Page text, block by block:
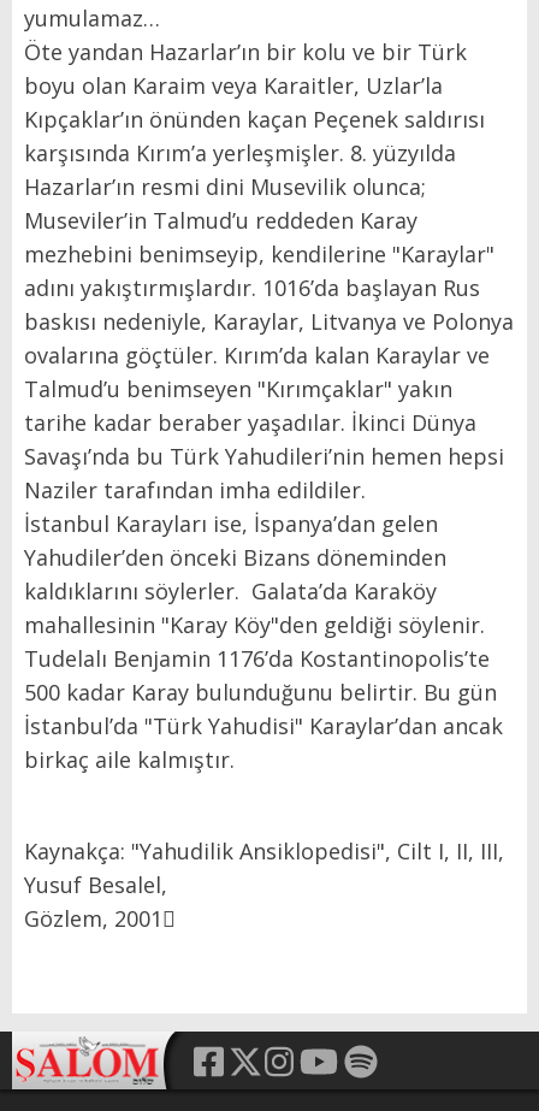
yumulamaz…
Öte yandan Hazarlar’ın bir kolu ve bir Türk
boyu olan Karaim veya Karaitler, Uzlar’la
Kıpçaklar’ın önünden kaçan Peçenek saldırısı
karşısında Kırım’a yerleşmişler. 8. yüzyılda
Hazarlar’ın resmi dini Musevilik olunca;
Museviler’in Talmud’u reddeden Karay
mezhebini benimseyip, kendilerine "Karaylar"
adını yakıştırmışlardır. 1016’da başlayan Rus
baskısı nedeniyle, Karaylar, Litvanya ve Polonya
ovalarına göçtüler. Kırım’da kalan Karaylar ve
Talmud’u benimseyen "Kırımçaklar" yakın
tarihe kadar beraber yaşadılar. İkinci Dünya
Savaşı’nda bu Türk Yahudileri’nin hemen hepsi
Naziler tarafından imha edildiler.
İstanbul Karayları ise, İspanya’dan gelen
Yahudiler’den önceki Bizans döneminden
kaldıklarını söylerler. Galata’da Karaköy
mahallesinin "Karay Köy"den geldiği söylenir.
Tudelalı Benjamin 1176’da Kostantinopolis’te
500 kadar Karay bulunduğunu belirtir. Bu gün
İstanbul’da "Türk Yahudisi" Karaylar’dan ancak
birkaç aile kalmıştır.
Kaynakça: "Yahudilik Ansiklopedisi", Cilt I, II, III,
Yusuf Besalel,
Gözlem, 2001񮖢